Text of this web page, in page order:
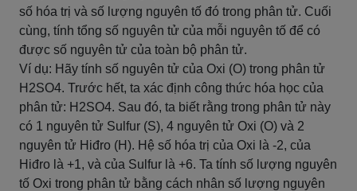
số hóa trị và số lượng nguyên tố đó trong phân tử. Cuối
cùng, tính tổng số nguyên tử của mỗi nguyên tố để có
được số nguyên tử của toàn bộ phân tử.
Ví dụ: Hãy tính số nguyên tử của Oxi (O) trong phân tử
H2SO4. Trước hết, ta xác định công thức hóa học của
phân tử: H2SO4. Sau đó, ta biết rằng trong phân tử này
có 1 nguyên tử Sulfur (S), 4 nguyên tử Oxi (O) và 2
nguyên tử Hiđro (H). Hệ số hóa trị của Oxi là -2, của
Hiđro là +1, và của Sulfur là +6. Ta tính số lượng nguyên
tố Oxi trong phân tử bằng cách nhân số lượng nguyên